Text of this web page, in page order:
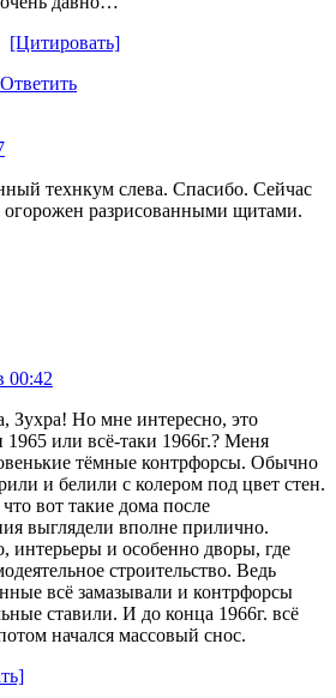
[Цитировать]
Ответить
технкум слева. Спасибо. Сейчас
огорожен разрисованными щитами.
00:42
Зухра! Но мне интересно, это
1965 или всё-таки 1966г.? Меня
тёмные контрфорсы. Обычно
и белили с колером под цвет стен.
вот такие дома после
выглядели вполне прилично.
интерьеры и особенно дворы, где
строительство. Ведь
всё замазывали и контрфорсы
ставили. И до конца 1966г. всё
начался массовый снос.